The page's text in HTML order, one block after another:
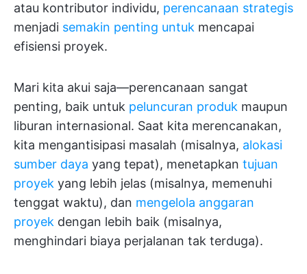
atau kontributor individu, perencanaan strategis
menjadi semakin penting untuk mencapai
efisiensi proyek.
Mari kita akui saja—perencanaan sangat
penting, baik untuk peluncuran produk maupun
liburan internasional. Saat kita merencanakan,
kita mengantisipasi masalah (misalnya, alokasi
sumber daya yang tepat), menetapkan tujuan
proyek yang lebih jelas (misalnya, memenuhi
tenggat waktu), dan mengelola anggaran
proyek dengan lebih baik (misalnya,
menghindari biaya perjalanan tak terduga).